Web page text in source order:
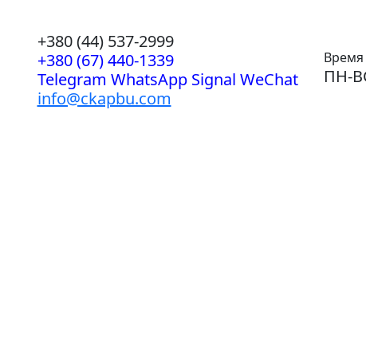
+380 (44) 537-2999
+380 (67) 440-1339
Telegram WhatsApp Signal WeChat
info@ckapbu.com
ПН-